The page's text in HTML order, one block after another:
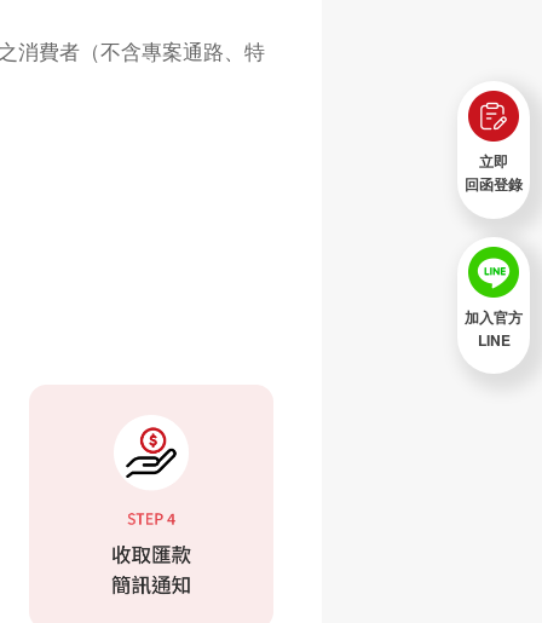
消費者（不含專案通路、特
立即
回函登錄
加入官方
LINE